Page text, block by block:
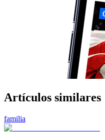
Artículos similares
familia